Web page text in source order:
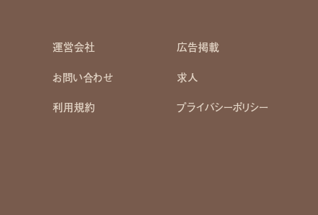
運営会社
広告掲載
お問い合わせ
求人
利用規約 プライバシーポリシー